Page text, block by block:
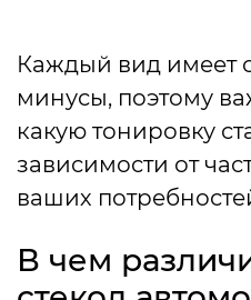
Каждый вид имеет
минусы, поэтому
какую тонировку
зависимости от
ваших
В чем